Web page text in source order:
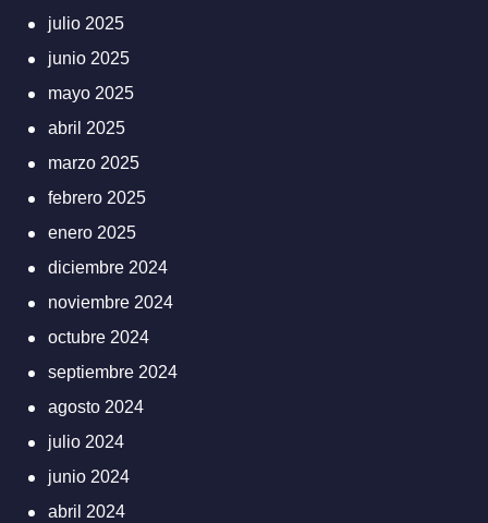
julio 2025
junio 2025
mayo 2025
abril 2025
marzo 2025
febrero 2025
enero 2025
diciembre 2024
noviembre 2024
octubre 2024
septiembre 2024
agosto 2024
julio 2024
junio 2024
abril 2024